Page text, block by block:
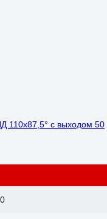
110х87,5° с выходом 50